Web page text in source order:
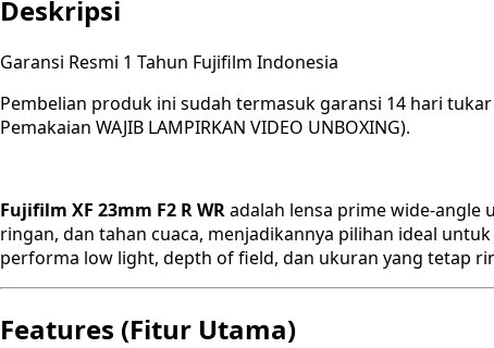
Deskripsi
Garansi Resmi 1 Tahun Fujifilm Indonesia
Pembelian produk ini sudah termasuk garansi 14 hari
Pemakaian WAJIB LAMPIRKAN VIDEO UNBOXING).
Fujifilm XF 23mm F2 R WRadalah lensa prime wide-angle
ringan, dan tahan cuaca, menjadikannya pilihan ideal
performa low light, depth of field, dan ukuran yang tetap
Features (Fitur Utama)